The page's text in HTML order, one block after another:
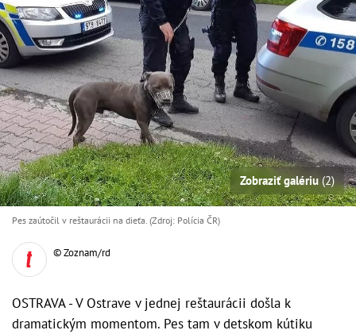
Zobraziť galériu(2)
Pes zaútočil v reštaurácii na dieťa. (Zdroj: Polícia ČR)
© Zoznam/rd
OSTRAVA - V Ostrave v jednej reštaurácii došla k
dramatickým momentom. Pes tam v detskom kútiku